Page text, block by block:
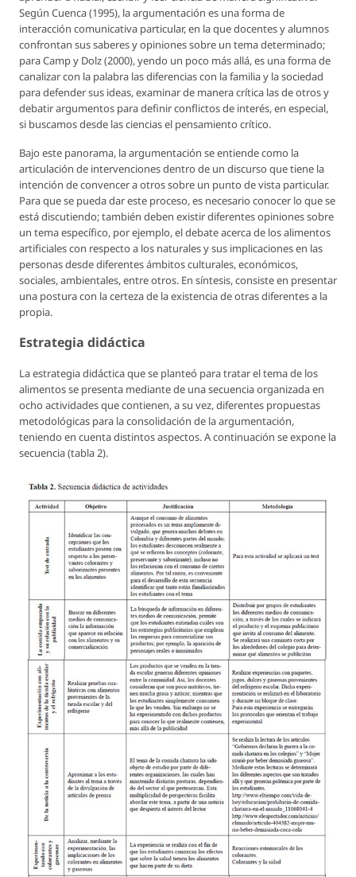
Según Cuenca (1995), la argumentación es una forma de
interacción comunicativa particular, en la que docentes y alumnos
confrontan sus saberes y opiniones sobre un tema determinado;
para Camp y Dolz (2000), yendo un poco más allá, es una forma de
canalizar con la palabra las diferencias con la familia y la sociedad
para defender sus ideas, examinar de manera crítica las de otros y
debatir argumentos para definir conflictos de interés, en especial,
si buscamos desde las ciencias el pensamiento crítico.
Bajo este panorama, la argumentación se entiende como la
articulación de intervenciones dentro de un discurso que tiene la
intención de convencer a otros sobre un punto de vista particular.
Para que se pueda dar este proceso, es necesario conocer lo que se
está discutiendo; también deben existir diferentes opiniones sobre
un tema específico, por ejemplo, el debate acerca de los alimentos
artificiales con respecto a los naturales y sus implicaciones en las
personas desde diferentes ámbitos culturales, económicos,
sociales, ambientales, entre otros. En síntesis, consiste en presentar
una postura con la certeza de la existencia de otras diferentes a la
propia.
Estrategia didáctica
La estrategia didáctica que se planteó para tratar el tema de los
alimentos se presenta mediante de una secuencia organizada en
ocho actividades que contienen, a su vez, diferentes propuestas
metodológicas para la consolidación de la argumentación,
teniendo en cuenta distintos aspectos. A continuación se expone la
secuencia (tabla 2).